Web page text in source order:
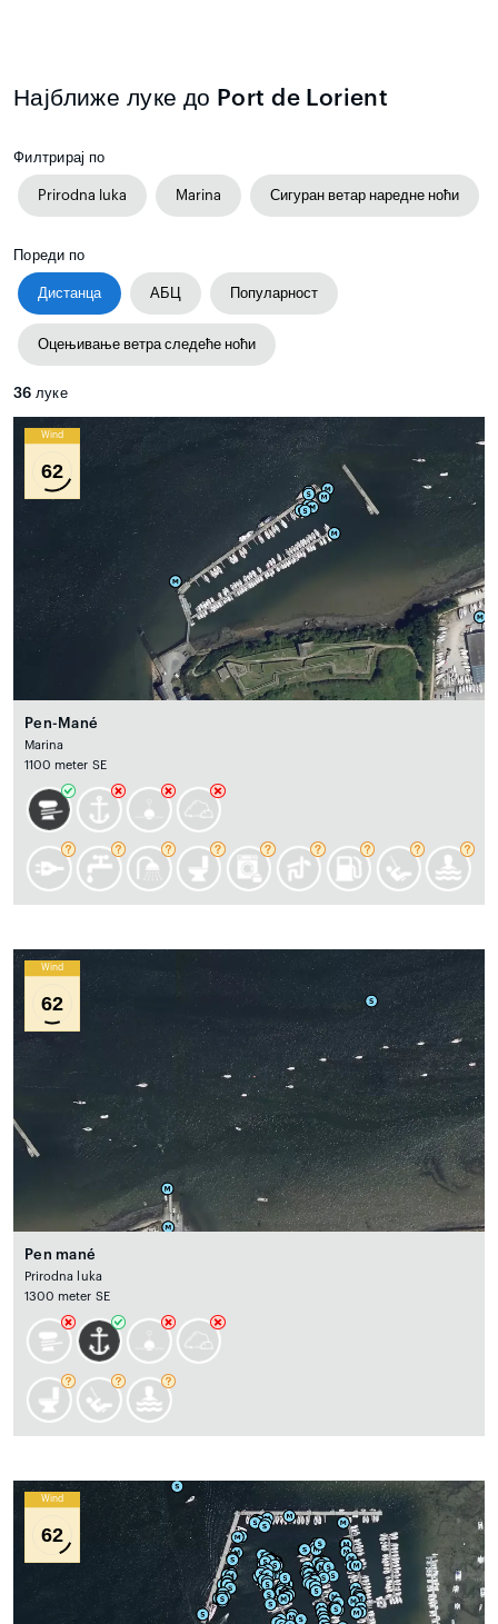
Најближе луке до Port de Lorient
Филтрирај по
Prirodna luka Marina Сигуран ветар наредне ноћи
Пореди по
Дистанца АБЦ Популарност
Оцењивање ветра следеће ноћи
36 луке
Wind
62
Pen-Mané
Marina
1100 meter SE
Wind
62
Pen mané
Prirodna luka
1300 meter SE
Wind
62